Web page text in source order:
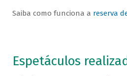
Saiba como funciona a reserva
Espetáculos